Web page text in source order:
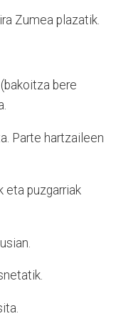
Zumea plazatik.
bere
Parte hartzaileen
eta puzgarriak